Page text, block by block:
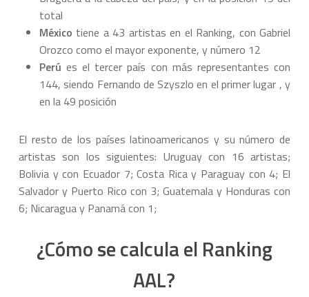
total
México tiene a 43 artistas en el Ranking, con Gabriel
Orozco como el mayor exponente, y número 12
Perú es el tercer país con más representantes con
144, siendo Fernando de Szyszlo en el primer lugar , y
en la 49 posición
El resto de los países latinoamericanos y su número de
artistas son los siguientes: Uruguay con 16 artistas;
Bolivia y con Ecuador 7; Costa Rica y Paraguay con 4; El
Salvador y Puerto Rico con 3; Guatemala y Honduras con
6; Nicaragua y Panamá con 1;
¿Cómo se calcula el Ranking
AAL?